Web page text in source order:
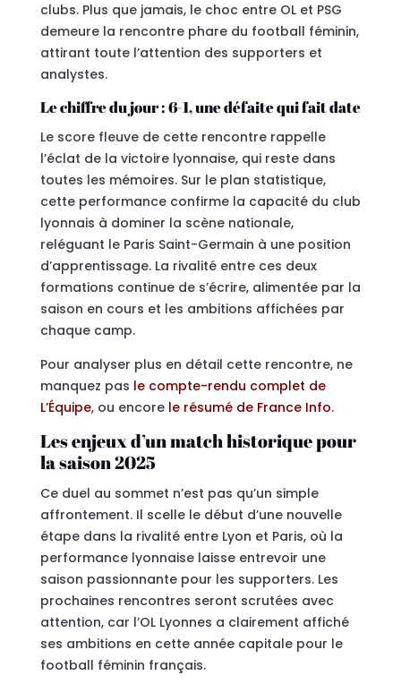
clubs. Plus que jamais, le choc entre OL et PSG
demeure la rencontre phare du football féminin,
attirant toute l’attention des supporters et
analystes.
Le chiffre du jour : 6-1, une défaite qui fait date
Le score fleuve de cette rencontre rappelle
l’éclat de la victoire lyonnaise, qui reste dans
toutes les mémoires. Sur le plan statistique,
cette performance confirme la capacité du club
lyonnais à dominer la scène nationale,
reléguant le Paris Saint-Germain à une position
d’apprentissage. La rivalité entre ces deux
formations continue de s’écrire, alimentée par la
saison en cours et les ambitions affichées par
chaque camp.
Pour analyser plus en détail cette rencontre, ne
manquez pas le compte-rendu complet de
L’Équipe, ou encore le résumé de France Info.
Les enjeux d’un match historique pour
la saison 2025
Ce duel au sommet n’est pas qu’un simple
affrontement. Il scelle le début d’une nouvelle
étape dans la rivalité entre Lyon et Paris, où la
performance lyonnaise laisse entrevoir une
saison passionnante pour les supporters. Les
prochaines rencontres seront scrutées avec
attention, car l’OL Lyonnes a clairement affiché
ses ambitions en cette année capitale pour le
football féminin français.